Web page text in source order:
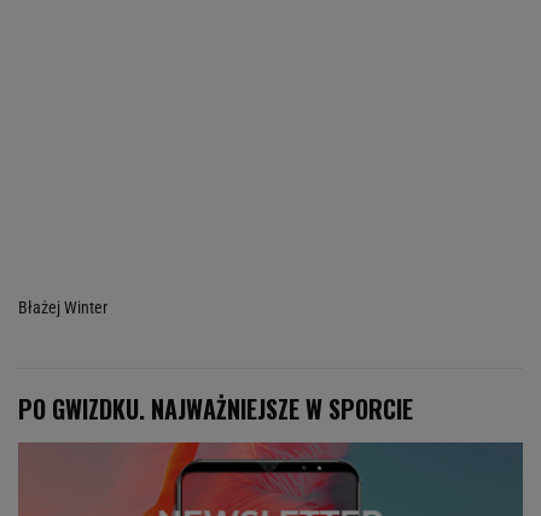
Błażej Winter